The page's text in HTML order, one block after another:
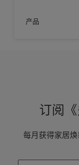
产品
订阅《
每月获得家居焕